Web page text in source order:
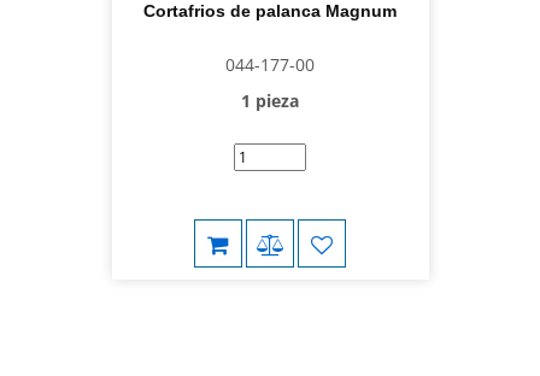
Cortafrios de palanca Magnum
044-177-00
1 pieza